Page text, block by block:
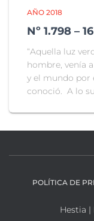
AÑO 2018
Nº 1.798 –
“Aquella luz
hombre, venía
y el mundo por
conoció. A lo
POLÍTICA DE
Hestia